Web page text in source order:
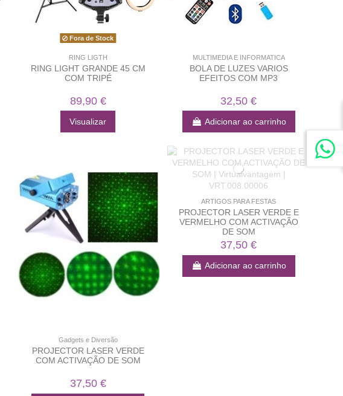
Fora de Stock
RING LIGTH
RING LIGHT GRANDE 45 CM
COM TRIPÉ
89,90 €
Visualizar
MULTIMEDIA E INFORMATICA
BOLA DE LUZES VARIOS
EFEITOS COM MP3
32,50 €
Adicionar ao carrinho
Gadgets e Diversão
PROJECTOR LASER VERDE
COM ACTIVAÇÃO DE SOM
37,50 €
ARTIGOS PARA FESTAS
PROJECTOR LASER VERDE E
VERMELHO COM ACTIVAÇÃO
DE SOM
37,50 €
Adicionar ao carrinho